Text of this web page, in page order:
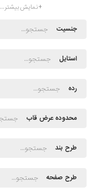
نمایش بیشتر...
جنسیت
استایل
رده
محدوده عرض قاب
طرح بند
طرح صفحه